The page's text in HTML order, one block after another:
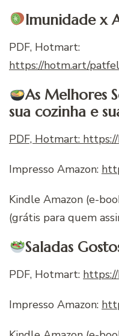
Imunidade x
PDF, Hotmart:
https://hotm.art/
As Melhores
sua cozinha e
PDF, Hotmart:
Impresso Amazon:
Kindle Amazon (e-
(grátis para quem
Saladas
PDF, Hotmart:
Impresso Amazon: